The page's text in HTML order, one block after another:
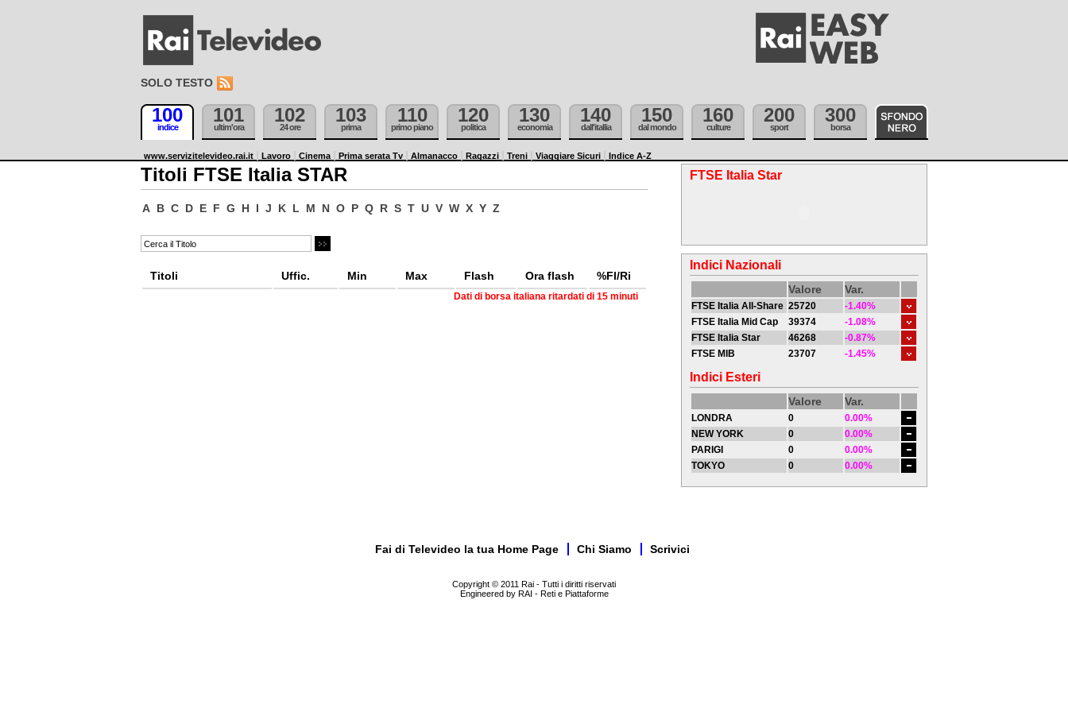
SOLO TESTO
100
indice
101
ultim'ora
102
24 ore
103
prima
110
primo piano
120
politica
130
economia
140
dall'itallia
150
dal mondo
160
culture
200
sport
300
borsa
www.servizitelevideo.rai.it Lavoro Cinema Prima serata Tv Almanacco Ragazzi Treni Viaggiare Sicuri Indice A-Z
Titoli FTSE Italia STAR
A B C D E F G H I J K L M N O P Q R S T U V W X Y Z
Titoli Uffic. Min Max Flash Ora flash %Fl/Ri
Dati di borsa italiana ritardati di 15 minuti
FTSE Italia Star
Indici Nazionali
Valore Var.
FTSE Italia All-Share 25720
-1.40%
FTSE Italia Mid Cap
39374
-1.08%
FTSE Italia Star
46268
-0.87%
FTSE MIB
23707 -1.45%
Indici Esteri
Valore Var.
LONDRA 0
0.00%
NEW YORK
0
0.00%
PARIGI
0
0.00%
TOKYO
0 0.00%
Fai di Televideo la tua Home Page Chi Siamo Scrivici
Copyright © 2011 Rai - Tutti i diritti riservati
Engineered by RAI - Reti e Piattaforme